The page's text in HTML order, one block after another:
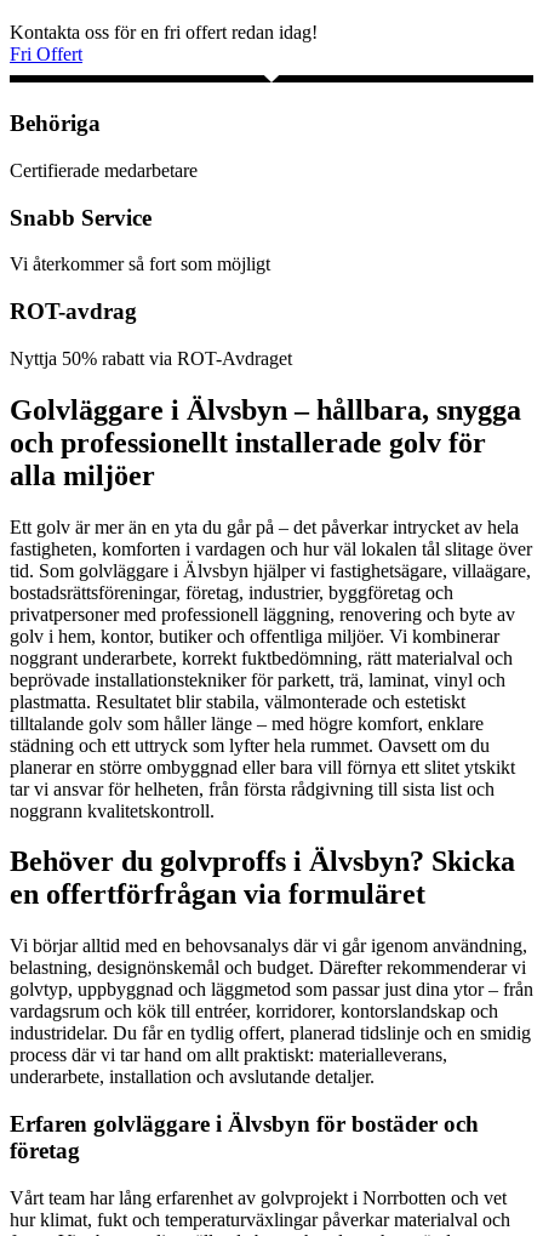
Kontakta oss för en fri offert redan idag!
Fri Offert
Behöriga
Certifierade medarbetare
Snabb Service
Vi återkommer så fort som möjligt
ROT-avdrag
Nyttja 50% rabatt via ROT-Avdraget
Golvläggare i Älvsbyn – hållbara, snygga
och professionellt installerade golv för
alla miljöer
Ett golv är mer än en yta du går på – det påverkar intrycket av hela
fastigheten, komforten i vardagen och hur väl lokalen tål slitage över
tid. Som golvläggare i Älvsbyn hjälper vi fastighetsägare, villaägare,
bostadsrättsföreningar, företag, industrier, byggföretag och
privatpersoner med professionell läggning, renovering och byte av
golv i hem, kontor, butiker och offentliga miljöer. Vi kombinerar
noggrant underarbete, korrekt fuktbedömning, rätt materialval och
beprövade installationstekniker för parkett, trä, laminat, vinyl och
plastmatta. Resultatet blir stabila, välmonterade och estetiskt
tilltalande golv som håller länge – med högre komfort, enklare
städning och ett uttryck som lyfter hela rummet. Oavsett om du
planerar en större ombyggnad eller bara vill förnya ett slitet ytskikt
tar vi ansvar för helheten, från första rådgivning till sista list och
noggrann kvalitetskontroll.
Behöver du golvproffs i Älvsbyn? Skicka
en offertförfrågan via formuläret
Vi börjar alltid med en behovsanalys där vi går igenom användning,
belastning, designönskemål och budget. Därefter rekommenderar vi
golvtyp, uppbyggnad och läggmetod som passar just dina ytor – från
vardagsrum och kök till entréer, korridorer, kontorslandskap och
industridelar. Du får en tydlig offert, planerad tidslinje och en smidig
process där vi tar hand om allt praktiskt: materialleverans,
underarbete, installation och avslutande detaljer.
Erfaren golvläggare i Älvsbyn för bostäder och
företag
Vårt team har lång erfarenhet av golvprojekt i Norrbotten och vet
hur klimat, fukt och temperaturväxlingar påverkar materialval och